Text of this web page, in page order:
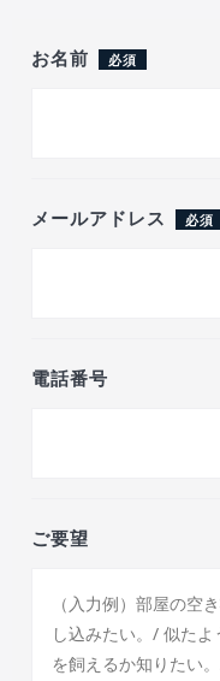
お名前 必須
メールアドレス 必須
電話番号
ご要望